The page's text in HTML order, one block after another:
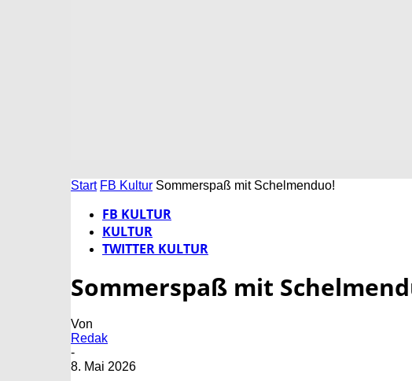
Start FB Kultur Sommerspaß mit Schelmenduo!
FB KULTUR
KULTUR
TWITTER KULTUR
Sommerspaß mit
Von
Redak
-
8. Mai 2026